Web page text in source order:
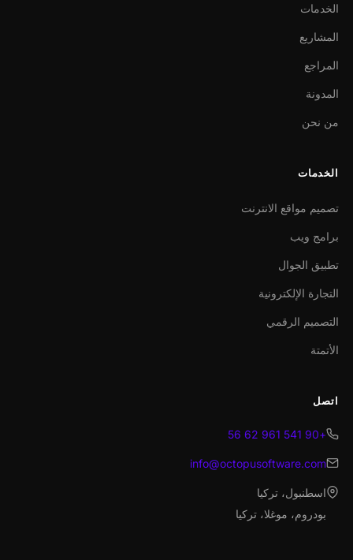
الخدمات
المشاريع
المراجع
المدونة
من نحن
الخدمات
تصميم مواقع الانترنت
برامج ويب
تطبيق الجوال
التجارة الإلكترونية
التصميم الرقمي
الأتمتة
اتصل
+90 541 961 62 56
info@octopusoftware.com
اسطنبول، تركيا
بودروم، موغلا، تركيا